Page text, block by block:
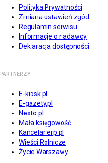
Polityka Prywatności
Zmiana ustawień zgód
Regulamin serwisu
Informacje o nadawcy
Deklaracja dostępności
PARTNERZY
E-kiosk.pl
E-gazety.pl
Nexto.pl
Mała księgowość
Kancelarierp.pl
Wieści Rolnicze
Życie Warszawy